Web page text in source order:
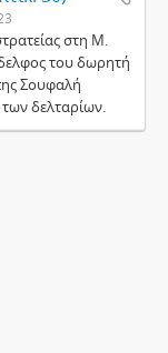
στη Μ.
του δωρητή
Σουφαλή
των δελταρίων.